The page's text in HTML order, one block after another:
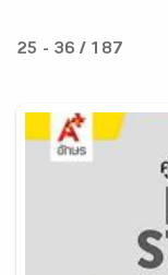
25 - 36 / 187